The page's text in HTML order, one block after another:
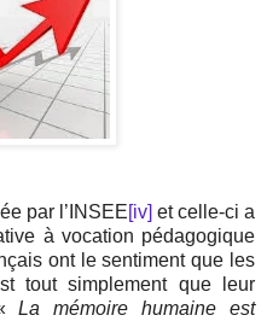
par l’INSEE[iv] et celle-ci a
à vocation pédagogique
ont le sentiment que les
tout simplement que leur
«La mémoire humaine est